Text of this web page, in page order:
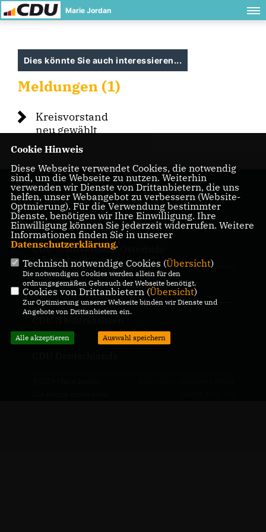
Marie Jordan
Dies könnte Sie auch interessieren...
Meldungen (1)
Kreisvorstand
neu gewählt
IMPRESSUM DATENSCHUTZ KONTAKT
CDU Stadtverband Osterholz-
Scharmbeck
CDU Kreisverband Osterholz
Cookie Hinweis
Diese Webseite verwendet Cookies, die notwendig
sind, um die Webseite zu nutzen. Weiterhin
verwenden wir Dienste von Drittanbietern, die uns
helfen, unser Webangebot zu verbessern (Website-
Optmierung). Für die Verwendung bestimmter
Dienste, benötigen wir Ihre Einwilligung. Ihre
Einwilligung können Sie jederzeit widerrufen. Weitere
Informationen finden Sie in unserer
Datenschutzerklärung.
Technisch notwendige Cookies (Übersicht)
Die notwendigen Cookies werden allein für den
ordnungsgemäßen Gebrauch der Webseite benötigt.
Cookies von Drittanbietern (Übersicht)
Zur Optimierung unserer Webseite binden wir Dienste und
Angebote von Drittanbietern ein.
Alle akzeptieren Auswahl speichern